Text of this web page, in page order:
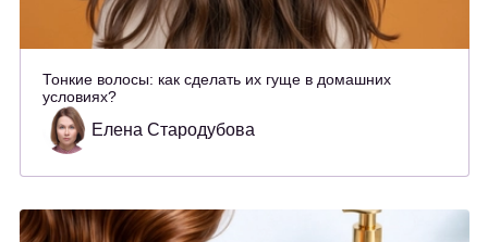
Тонкие волосы: как сделать их гуще в домашних
условиях?
Елена Стародубова